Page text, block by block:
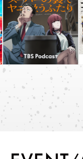
宮藤さん
すけど
宮藤官九郎